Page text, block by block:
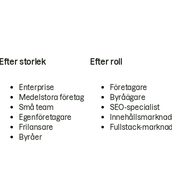
Efter storlek
Enterprise
Medelstora företag
Små team
Egenföretagare
Frilansare
Byråer
Efter roll
Företagare
Byråägare
SEO-specialist
Fullstack-